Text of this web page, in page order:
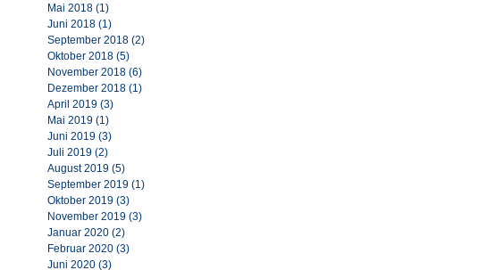
Mai 2018 (1)
Juni 2018 (1)
September 2018 (2)
Oktober 2018 (5)
November 2018 (6)
Dezember 2018 (1)
April 2019 (3)
Mai 2019 (1)
Juni 2019 (3)
Juli 2019 (2)
August 2019 (5)
September 2019 (1)
Oktober 2019 (3)
November 2019 (3)
Januar 2020 (2)
Februar 2020 (3)
Juni 2020 (3)